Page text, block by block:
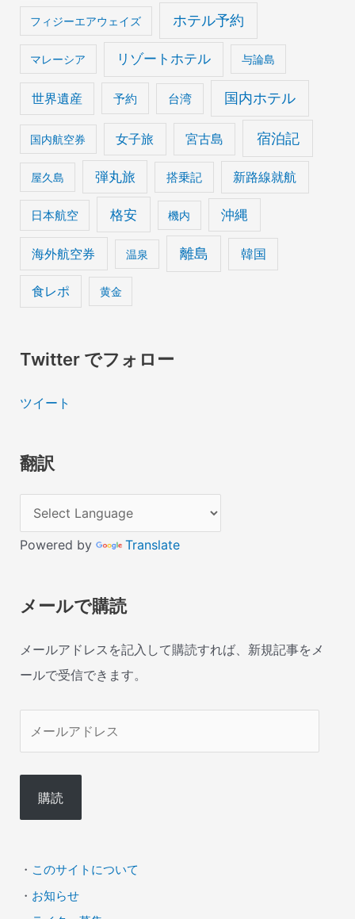
フィジーエアウェイズ ホテル予約
マレーシア リゾートホテル 与論島
世界遺産 予約 台湾 国内ホテル
国内航空券 女子旅 宮古島 宿泊記
屋久島 弾丸旅 搭乗記 新路線就航
日本航空 格安 機内 沖縄
海外航空券 温泉 離島 韓国
食レポ 黄金
Twitter でフォロー
ツイート
翻訳
Powered by Translate
メールで購読
メールアドレスを記入して購読すれば、新規記事をメ
ールで受信できます。
ル
ド
ス
購読
・ このサイトについて
・ お知らせ